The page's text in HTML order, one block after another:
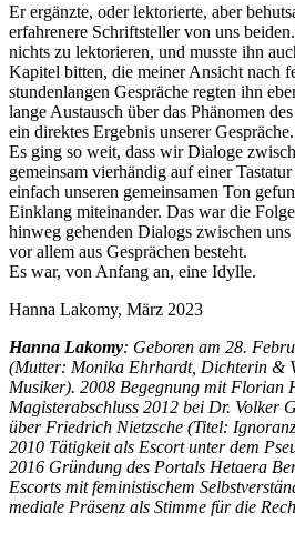
Er ergänzte, oder lektorierte, aber
erfahrenere Schriftsteller von uns
nichts zu lektorieren, und musste ihn
Kapitel bitten, die meiner Ansicht nach
stundenlangen Gespräche regten ihn
lange Austausch über das Phänomen
ein direktes Ergebnis unserer
Es ging so weit, dass wir Dialoge
gemeinsam vierhändig auf einer
einfach unseren gemeinsamen Ton
Einklang miteinander. Das war die
hinweg gehenden Dialogs zwischen
vor allem aus Gesprächen besteht.
Es war, von Anfang an, eine Idylle.
Hanna Lakomy, März 2023
Hanna Lakomy: Geboren am 28.
(Mutter: Monika Ehrhardt, Dichterin &
Musiker). 2008 Begegnung mit Florian
Magisterabschluss 2012 bei Dr. Volker
über Friedrich Nietzsche (Titel:
2010 Tätigkeit als Escort unter dem
2016 Gründung des Portals Hetaera
Escorts mit feministischem
mediale Präsenz als Stimme für die